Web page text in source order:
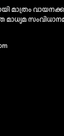
മാത്രം
മാധ്യമ